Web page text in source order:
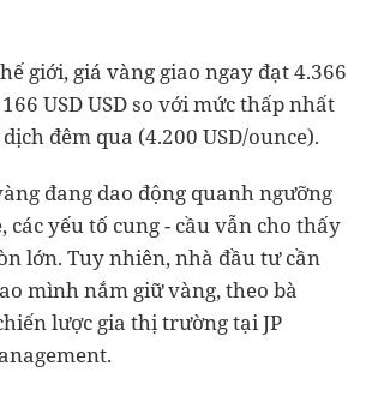
giới, giá vàng giao ngay đạt 4.366
USD USD so với mức thấp nhất
đêm qua (4.200 USD/ounce).
đang dao động quanh ngưỡng
các yếu tố cung - cầu vẫn cho thấy
lớn. Tuy nhiên, nhà đầu tư cần
mình nắm giữ vàng, theo bà
lược gia thị trường tại JP